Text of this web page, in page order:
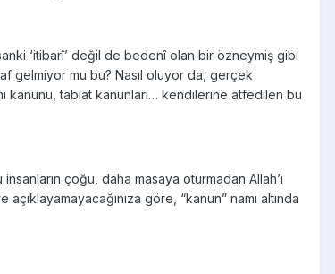
‘itibarî’ değil de bedenî olan bir özneymiş gibi
gelmiyor mu bu? Nasıl oluyor da, gerçek
kanunu, tabiat kanunları… kendilerine atfedilen bu
çoğu, daha masaya oturmadan Allah’ı
göre, “kanun” namı altında